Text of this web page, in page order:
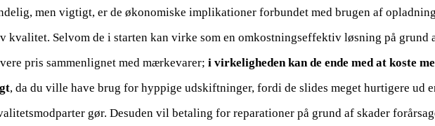
men vigtigt, er de økonomiske implikationer forbundet med brugen af
kvalitet. Selvom de i starten kan virke som en omkostningseffektiv løsning på grund
pris sammenlignet med mærkevarer; i virkeligheden kan de ende med at koste
, da du ville have brug for hyppige udskiftninger, fordi de slides meget hurtigere ud
gør. Desuden vil betaling for reparationer på grund af skader